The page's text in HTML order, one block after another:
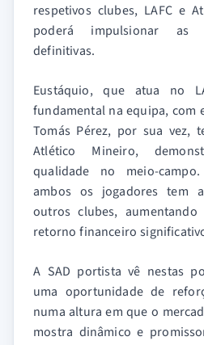
respetivos clubes, LAFC e
poderá impulsionar as
definitivas.
Eustáquio, que atua no
fundamental na equipa, com
Tomás Pérez, por sua vez,
Atlético Mineiro,
qualidade no meio-
ambos os jogadores tem
outros clubes,
retorno financeiro
A SAD portista vê nestas
uma oportunidade de
numa altura em que o
mostra dinâmico e